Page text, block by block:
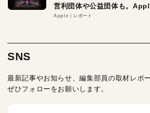
営利団体や公益団体も。
る理由とは
Apple レポート
SNS
最新記事やお知らせ、編集部員の取材レポ
ぜひフォローをお願いします。